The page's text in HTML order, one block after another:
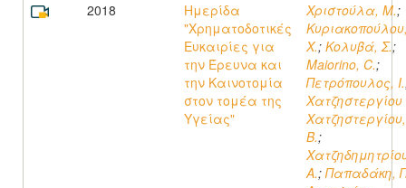
2018
Ημερίδα
"Χρηματοδοτικές
Ευκαιρίες για
την Έρευνα και
την Καινοτομία
στον τομέα της
Υγείας"
Χριστούλα, Μ.;
X.; Κολυβά, Σ.;
Maiorino, C.;
Πετρόπουλος, Ι.
Χατζηστεργίου,
Β.;
A.;Παπαδάκη,